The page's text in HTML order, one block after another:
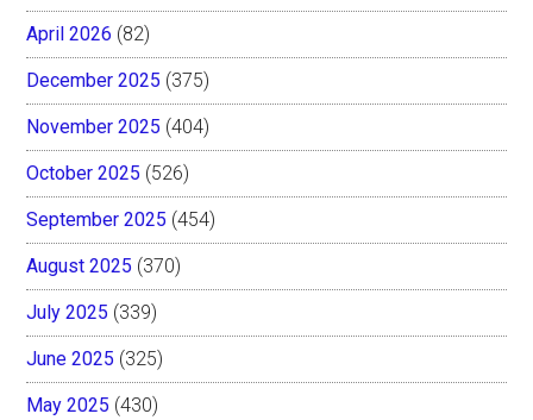
April 2026 (82)
December 2025 (375)
November 2025 (404)
October 2025 (526)
September 2025 (454)
August 2025 (370)
July 2025 (339)
June 2025 (325)
May 2025 (430)